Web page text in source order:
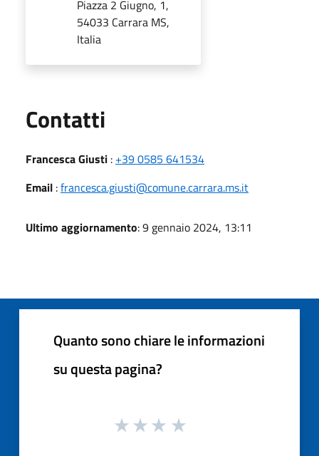
Piazza 2 Giugno, 1,
54033 Carrara MS,
Italia
Contatti
Francesca Giusti : +39 0585 641534
Email :francesca.giusti@comune.carrara.ms.it
Ultimo aggiornamento: 9 gennaio 2024, 13:11
Quanto sono chiare le informazioni
su questa pagina?